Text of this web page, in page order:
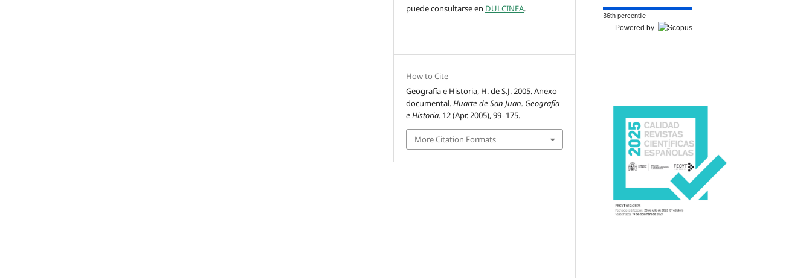
puede consultarse en DULCINEA.
How to Cite
Geografía e Historia, H. de S.J. 2005. Anexo
documental.Huarte de San Juan. Geografía
e Historia. 12 (Apr. 2005), 99–175.
More Citation Formats
36th percentile
Powered by